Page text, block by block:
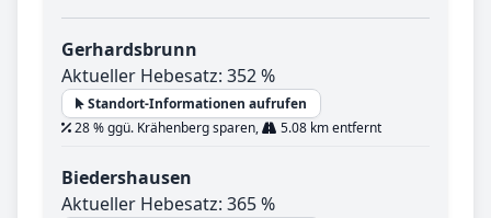
Gerhardsbrunn
Aktueller Hebesatz: 352 %
Standort-Informationen aufrufen
28 % ggü. Krähenberg sparen,
5.08 km entfernt
Biedershausen
Aktueller Hebesatz: 365 %